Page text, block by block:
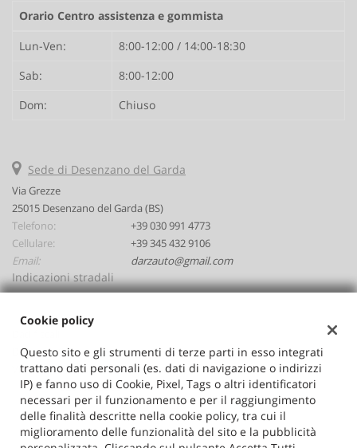
Orario Centro assistenza e gommista
Lun-Ven:
8:00-12:00 / 14:00-18:30
Sab:
8:00-12:00
Dom:
Chiuso
Sede di Desenzano del Garda
Via Grezze
25015 Desenzano del Garda (BS)
Telefono:
+39 030 991 4773
Cellulare:
+39 345 432 9106
Email:
darzauto@gmail.com
Indicazioni stradali
Darzauto Srl
Via Grezze, Desenzano del Garda (BS)
C.F/P.IVA:02646530986
Registro delle imprese:BS
Cookie policy
Questo sito e gli strumenti di terze parti in esso integrati
trattano dati personali (es. dati di navigazione o indirizzi
IP) e fanno uso di Cookie, Pixel, Tags o altri identificatori
necessari per il funzionamento e per il raggiungimento
delle finalità descritte nella cookie policy, tra cui il
miglioramento delle funzionalità del sito e la pubblicità